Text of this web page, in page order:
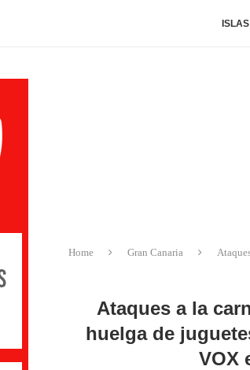
Home Gran Canaria
Ataques a la
huelga de
VOX